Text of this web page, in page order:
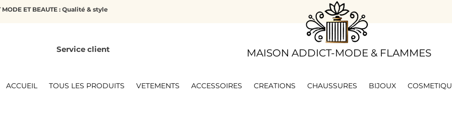
MODE ET BEAUTE : Qualité & style
Service client ​MAISON ADDICT-MODE & FLAMMES
ACCUEIL TOUS LES PRODUITS VETEMENTS ACCESSOIRES CREATIONS CHAUSSURES BIJOUX